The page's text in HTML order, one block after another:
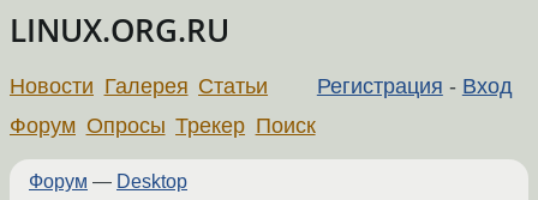
LINUX.ORG.RU
Регистрация - Вход
Новости Галерея Статьи
Форум Опросы Трекер Поиск
Форум — Desktop